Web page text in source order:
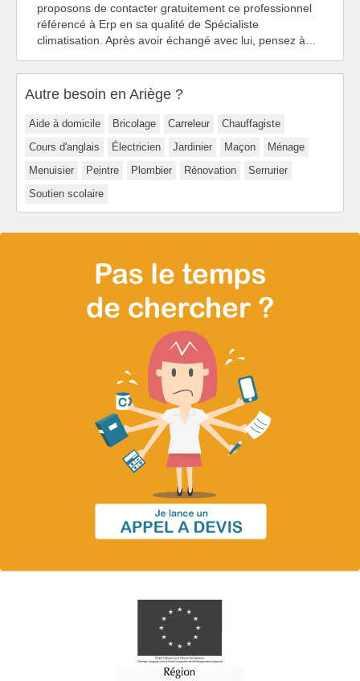
proposons de contacter gratuitement ce professionnel
référencé à Erp en sa qualité de Spécialiste
climatisation. Après avoir échangé avec lui, pensez à…
Autre besoin en Ariège ?
Aide à domicile Bricolage Carreleur
Chauffagiste
Cours d'anglais
Électricien Jardinier Maçon
Ménage
Menuisier
Peintre Plombier Rénovation
Serrurier
Soutien scolaire